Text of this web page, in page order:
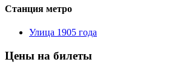
Станция метро
Улица 1905 года
Цены на билеты